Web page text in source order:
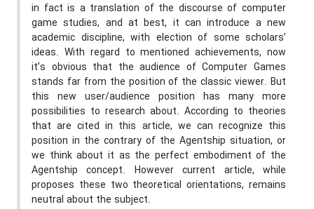
in fact is a translation of the discourse of computer
game studies, and at best, it can introduce a new
academic discipline, with election of some scholars’
ideas. With regard to mentioned achievements, now
it’s obvious that the audience of Computer Games
stands far from the position of the classic viewer. But
this new user/audience position has many more
possibilities to research about. According to theories
that are cited in this article, we can recognize this
position in the contrary of the Agentship situation, or
we think about it as the perfect embodiment of the
Agentship concept. However current article, while
proposes these two theoretical orientations, remains
neutral about the subject.